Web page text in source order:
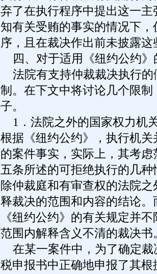
弃了在执行程序中提出这一
知有关受贿的事实的情况下
序，且在裁决作出前未披露这
四、对于适用《纽约公约》
法院有支持仲裁裁决执行的
制。在下文中将讨论几个限
子。
1．法院之外的国家权力机
根据《纽约公约》，执行机
的案件事实，实际上，其考
五条所述的可拒绝执行的几
除仲裁庭和有审查权的法院
释裁决的范围和内容的结论
《纽约公约》的有关规定并
范围内解释含义不清的裁决书
在某一案件中，为了确定裁
税申报书中正确地申报了其